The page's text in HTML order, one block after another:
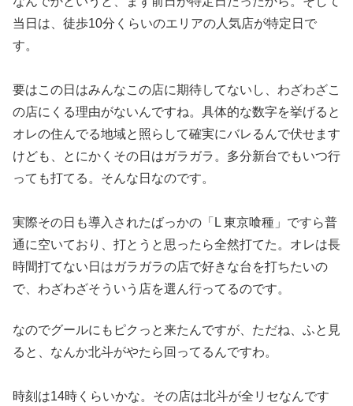
当日は、 徒歩10分くらいのエリアの人気店が特定日で
す。
要はこの日はみんなこの店に期待してないし、わざわざこ
の店にく る理由がないんですね。具体的な数字を挙げると
オレの住んでる地域と照らして確実にバレるんで伏せます
けども、
とにかくその日はガラガラ。多分新台でもいつ行
っても打てる。 そんな日なのです。
実際その日も導入されたばっかの「L 東京喰種」ですら普
通に空いており、打とうと思ったら全然打てた。オレは長
時間打てない日はガラガラの店で好きな台を打ちたいの
で、わざわざそういう店を選ん行ってるのです。
なのでグールにもピクっと来たんですが、ただね、 ふと見
ると、なんか北斗がやたら回ってるんですわ。
時刻は14時くらいかな。その店は北斗が全リセなんです